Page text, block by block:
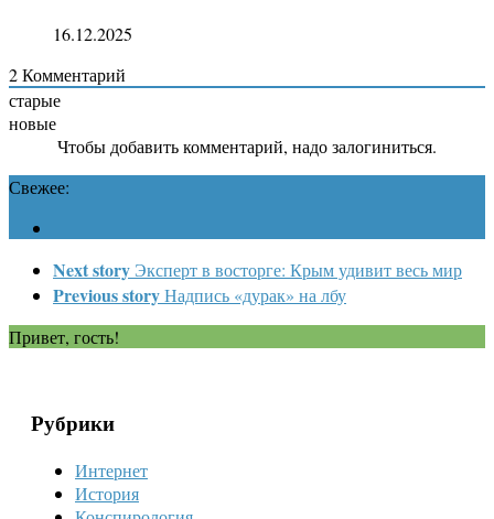
16.12.2025
2Комментарий
старые
новые
Чтобы добавить комментарий, надо залогиниться.
Свежее:
Next story Эксперт в восторге: Крым удивит весь мир
Previous storyНадпись «дурак» на лбу
Привет, гость!
Рубрики
Интернет
История